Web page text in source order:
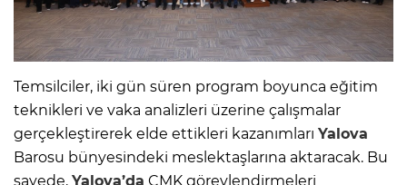
Temsilciler, iki gün süren program boyunca eğitim
teknikleri ve vaka analizleri üzerine çalışmalar
gerçekleştirerek elde ettikleri kazanımları Yalova
Barosu bünyesindeki meslektaşlarına aktaracak. Bu
sayede, Yalova’da CMK görevlendirmeleri